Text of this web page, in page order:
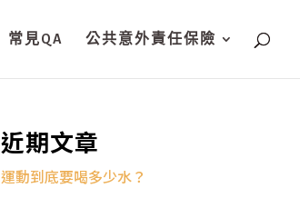
常見QA 公共意外責任保險
近期文章
運動到底要喝多少水？